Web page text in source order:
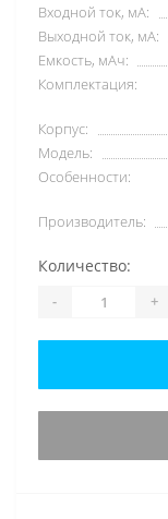
Входной ток, мА:
Выходной ток, мА:
Емкость, мАч:
Комплектация:
Корпус:
Модель:
Особенности:
Производитель:
Количество:
- +